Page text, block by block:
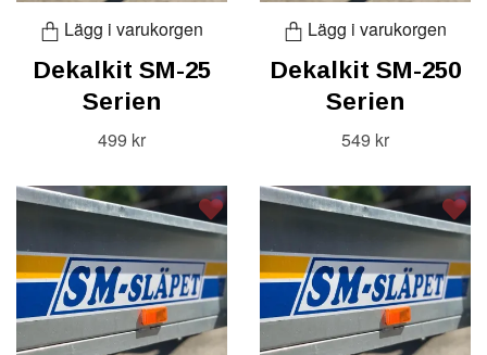
Lägg i varukorgen
Dekalkit SM-25
Serien
499 kr
Lägg i varukorgen
Dekalkit SM-250
Serien
549 kr